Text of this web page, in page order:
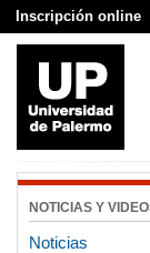
Inscripción online
NOTICIAS Y
Noticias